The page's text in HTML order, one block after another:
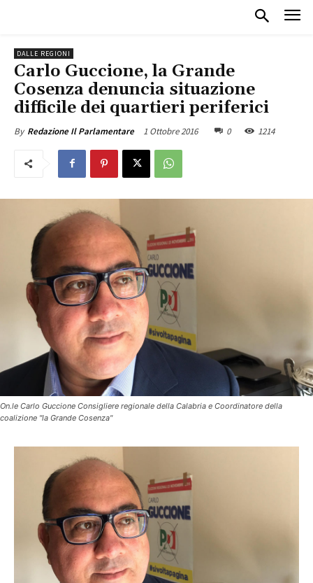
DALLE REGIONI
Carlo Guccione, la Grande
Cosenza denuncia situazione
difficile dei quartieri periferici
By Redazione Il Parlamentare 1 Ottobre 2016 0 1214
On.le Carlo Guccione Consigliere regionale della Calabria e Coordinatore della
coalizione "la Grande Cosenza"